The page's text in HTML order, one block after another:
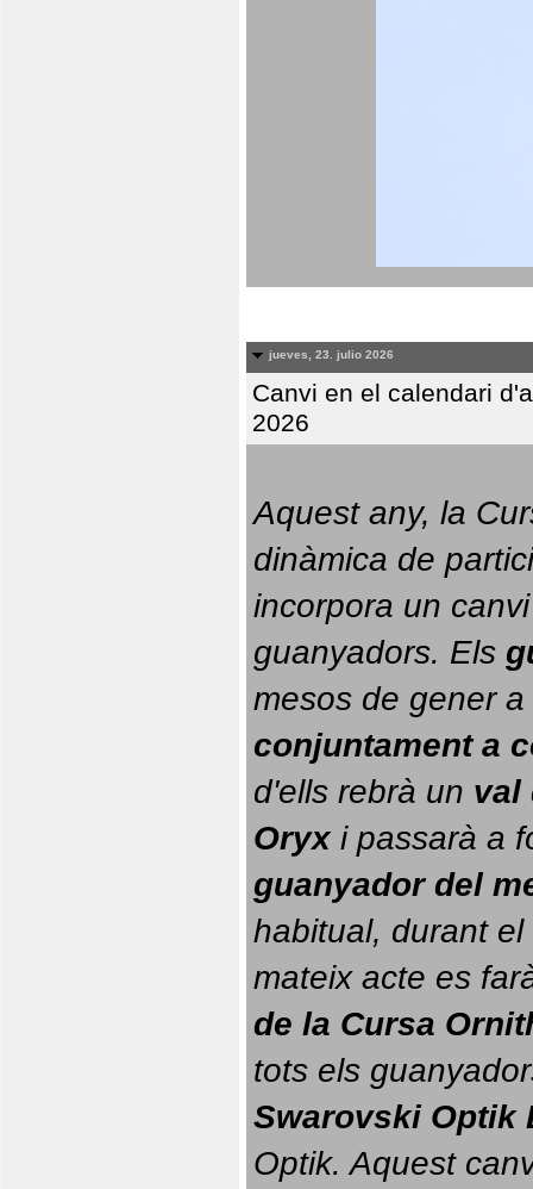
jueves, 23. julio 2026
Canvi en el calendari
2026
Aquest any, la
dinàmica de
incorpora un
guanyadors. Els
conjuntament a
d'ells rebrà un val
Oryx i passarà a
guanyador del
habitual, durant el
mateix acte es
de la Cursa
tots els
Swarovski Optik
Optik. Aquest